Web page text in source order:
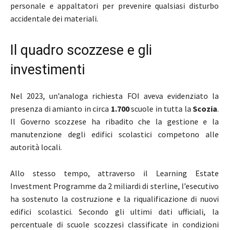
personale e appaltatori per prevenire qualsiasi disturbo
accidentale dei materiali.
Il quadro scozzese e gli
investimenti
Nel 2023, un’analoga richiesta FOI aveva evidenziato la
presenza di amianto in circa 1.700scuole in tutta la Scozia.
Il Governo scozzese ha ribadito che la gestione e la
manutenzione degli edifici scolastici competono alle
autorità locali.
Allo stesso tempo, attraverso il Learning Estate
Investment Programme da 2 miliardi di sterline, l’esecutivo
ha sostenuto la costruzione e la riqualificazione di nuovi
edifici scolastici. Secondo gli ultimi dati ufficiali, la
percentuale di scuole scozzesi classificate in condizioni